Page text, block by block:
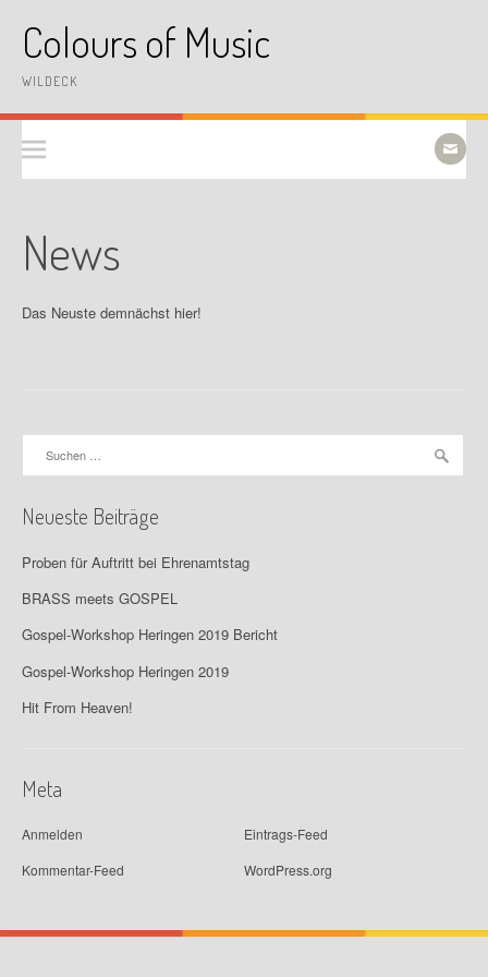
contentColours of Music
WILDECK
News
Das Neuste demnächst hier!
nach:
Neueste Beiträge
Proben für Auftritt bei Ehrenamtstag
BRASS meets GOSPEL
Gospel-Workshop Heringen 2019 Bericht
Gospel-Workshop Heringen 2019
Hit From Heaven!
Meta
Anmelden
Eintrags-Feed
Kommentar-Feed
WordPress.org